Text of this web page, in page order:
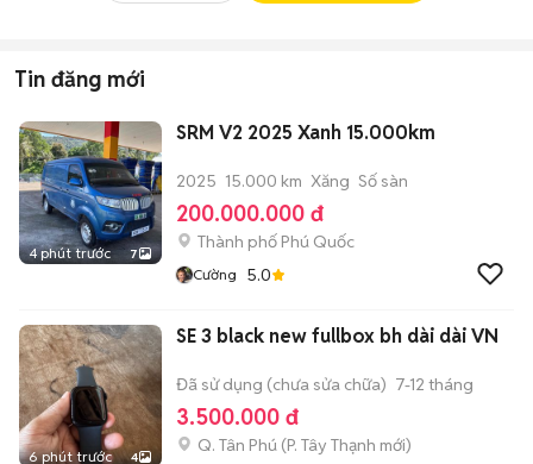
Tin đăng mới
4 phút trước 7
SRM V2 2025 Xanh 15.000km
2025 15.000 km Xăng Số sàn
200.000.000 đ
Thành phố Phú Quốc
Cường 5.0
6 phút trước 4
SE 3 black new fullbox bh dài dài VN
Đã sử dụng (chưa sửa chữa) 7-12 tháng
3.500.000 đ
Q. Tân Phú (P. Tây Thạnh mới)